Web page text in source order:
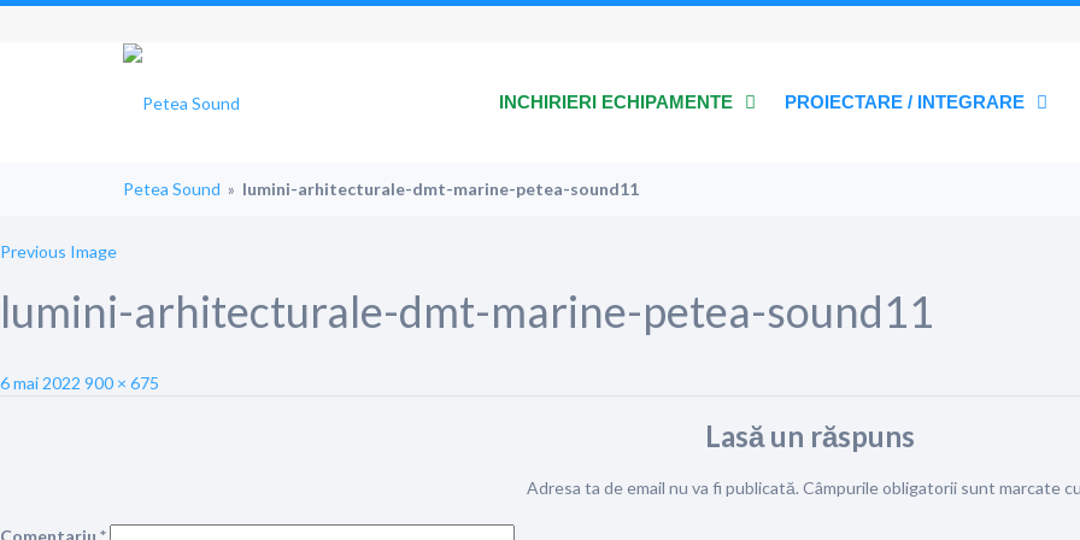
INCHIRIERI ECHIPAMENTE PROIECTARE / INTEGRARE
Petea Sound » lumini-arhitecturale-dmt-marine-petea-sound11
Previous Image
lumini-arhitecturale-dmt-marine-petea-sound11
Posted
6 mai 2022 Full
900 × 675
Lasă un răspuns
Adresa ta de email nu va fi publicată. Câmpurile obligatorii sunt marcate cu
Comentariu *